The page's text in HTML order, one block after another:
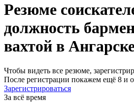
Резюме
должность
вахтой в
Чтобы видеть все резюме,
После регистрации покажем ещё 8 и
Зарегистрироваться
За всё время